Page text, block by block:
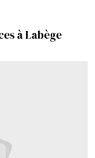
à Labège